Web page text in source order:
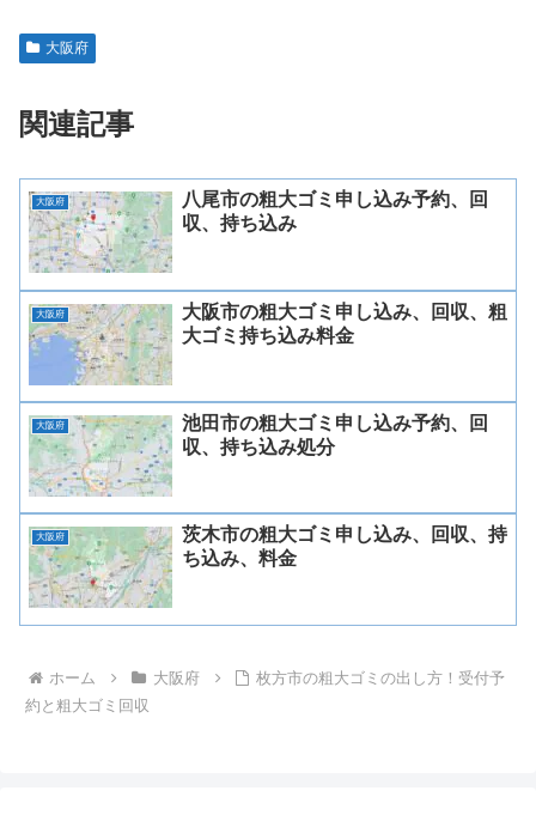
大阪府
関連記事
大阪府
八尾市の粗大ゴミ申し込み予約、回
収、持ち込み
大阪府
大阪市の粗大ゴミ申し込み、回収、粗
大ゴミ持ち込み料金
大阪府
池田市の粗大ゴミ申し込み予約、回
収、持ち込み処分
大阪府
茨木市の粗大ゴミ申し込み、回収、持
ち込み、料金
ホーム 大阪府
枚方市の粗大ゴミの出し方！受付予
約と粗大ゴミ回収